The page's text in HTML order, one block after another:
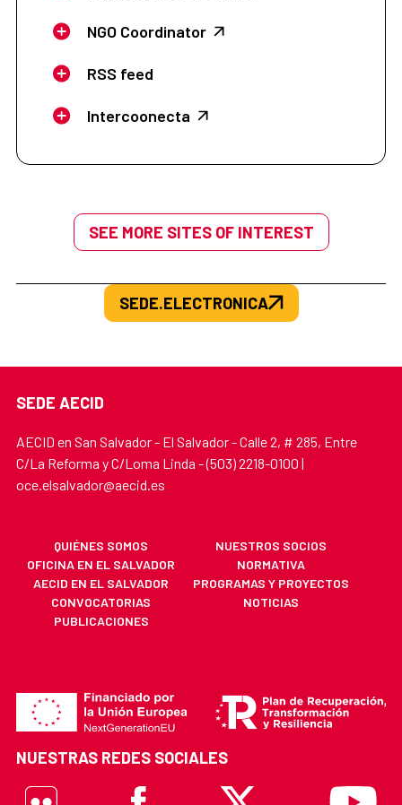
NGO Coordinator
RSS feed
Intercoonecta
SEE MORE SITES OF INTEREST
SEDE.ELECTRONICA
SEDE AECID
AECID en San Salvador - El Salvador - Calle 2, # 285, Entre
C/La Reforma y C/Loma Linda - (503) 2218-0100 |
oce.elsalvador@aecid.es
QUIÉNES SOMOS
NUESTROS SOCIOS
OFICINA EN EL SALVADOR
NORMATIVA
AECID EN EL SALVADOR
PROGRAMAS Y PROYECTOS
CONVOCATORIAS
NOTICIAS
PUBLICACIONES
NUESTRAS REDES SOCIALES
Flickr
Facebook X Youtube